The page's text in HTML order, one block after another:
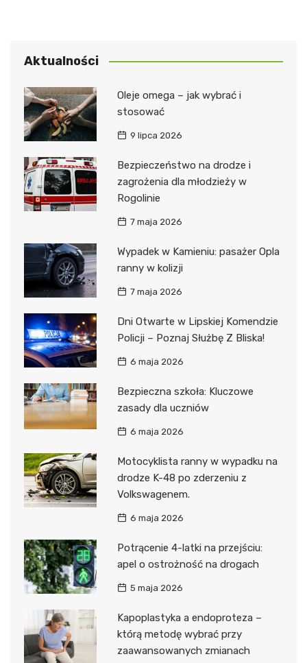
Aktualności
Oleje omega – jak wybrać i
stosować
9 lipca 2026
Bezpieczeństwo na drodze i
zagrożenia dla młodzieży w
Rogolinie
7 maja 2026
Wypadek w Kamieniu: pasażer Opla
ranny w kolizji
7 maja 2026
Dni Otwarte w Lipskiej Komendzie
Policji – Poznaj Służbę Z Bliska!
6 maja 2026
Bezpieczna szkoła: Kluczowe
zasady dla uczniów
6 maja 2026
Motocyklista ranny w wypadku na
drodze K-48 po zderzeniu z
Volkswagenem.
6 maja 2026
Potrącenie 4-latki na przejściu:
apel o ostrożność na drogach
5 maja 2026
Kapoplastyka a endoproteza –
którą metodę wybrać przy
zaawansowanych zmianach